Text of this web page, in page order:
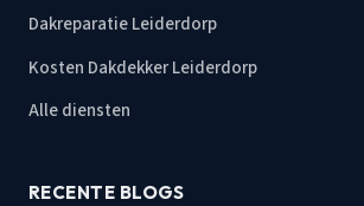
Dakreparatie Leiderdorp
Kosten Dakdekker Leiderdorp
Alle diensten
RECENTE BLOGS